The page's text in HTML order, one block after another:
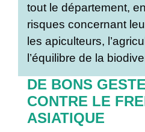
tout le département,
risques concernant
les apiculteurs,
l’équilibre de la
DE BONS
CONTRE LE
ASIATIQUE